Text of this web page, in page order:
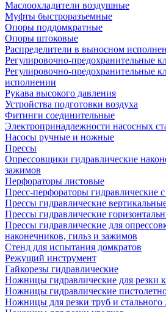
Маслоохладители воздушные
Муфты быстроразъемные
Опоры поддомкратные
Опоры штоковые
Распределители в выносном
Регулировочно-предохранительные
Регулировочно-предохранительные
исполнении
Рукава высокого давления
Устройства подготовки воздуха
Фитинги соединительные
Электропринадлежности насосных
Насосы ручные и ножные
Прессы
Опрессовщики гидравлические
зажимов
Перфораторы листовые
Пресс-перфораторы гидравлические
Прессы гидравлические
Прессы гидравлические
Прессы гидравлические для
наконечников, гильз и зажимов
Стенд для испытания домкратов
Режущий инструмент
Гайкорезы гидравлические
Ножницы гидравлические для резки
Ножницы гидравлические
Ножницы для резки труб и стального